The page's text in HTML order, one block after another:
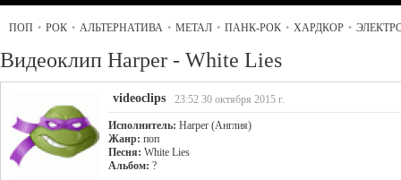
ПОП • РОК • АЛЬТЕРНАТИВА • МЕТАЛ • ПАНК-РОК • ХАРДКОР •
Видеоклип Harper - White Lies
videoclips 23:52 30 октября 2015 г.
Исполнитель: Harper (Англия)
Жанр: поп
Песня: White Lies
Альбом: ?